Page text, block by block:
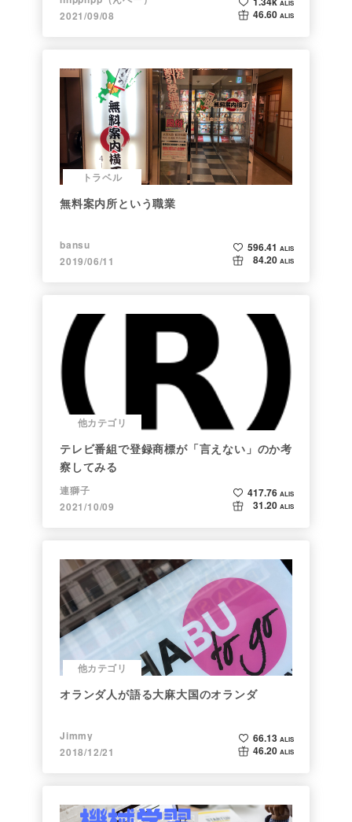
2021/09/08
ALIS
46.60 ALIS
トラベル
無料案内所という職業
bansu
2019/06/11
596.41 ALIS
84.20 ALIS
他カテゴリ
テレビ番組で登録商標が「言えない」のか考
察してみる
連獅子
2021/10/09
417.76 ALIS
31.20 ALIS
他カテゴリ
オランダ人が語る大麻大国のオランダ
Jimmy
2018/12/21
66.13 ALIS
46.20 ALIS